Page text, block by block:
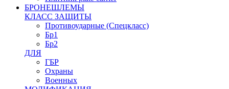
БРОНЕШЛЕМЫ
КЛАСС ЗАЩИТЫ
Противоударные (Спецкласс)
Бр1
Бр2
ДЛЯ
ГБР
Охраны
Военных